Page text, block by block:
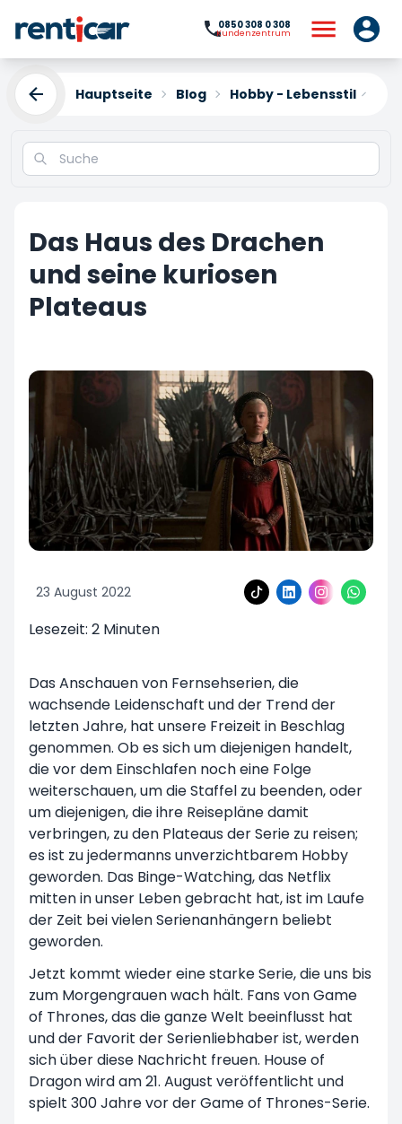
0850 308 0 308
Kundenzentrum
Hauptseite Blog Hobby - Lebensstil
Das Haus des Drachen
und seine kuriosen
Plateaus
23 August 2022
Lesezeit: 2 Minuten
Das Anschauen von Fernsehserien, die
wachsende Leidenschaft und der Trend der
letzten Jahre, hat unsere Freizeit in Beschlag
genommen. Ob es sich um diejenigen handelt,
die vor dem Einschlafen noch eine Folge
weiterschauen, um die Staffel zu beenden, oder
um diejenigen, die ihre Reisepläne damit
verbringen, zu den Plateaus der Serie zu reisen;
es ist zu jedermanns unverzichtbarem Hobby
geworden. Das Binge-Watching, das Netflix
mitten in unser Leben gebracht hat, ist im Laufe
der Zeit bei vielen Serienanhängern beliebt
geworden.
Jetzt kommt wieder eine starke Serie, die uns bis
zum Morgengrauen wach hält. Fans von Game
of Thrones, das die ganze Welt beeinflusst hat
und der Favorit der Serienliebhaber ist, werden
sich über diese Nachricht freuen. House of
Dragon wird am 21. August veröffentlicht und
spielt 300 Jahre vor der Game of Thrones-Serie.